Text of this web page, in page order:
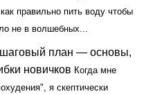
правильно пить воду чтобы
не в волшебных...
план — основы,
новичков Когда мне
я скептически